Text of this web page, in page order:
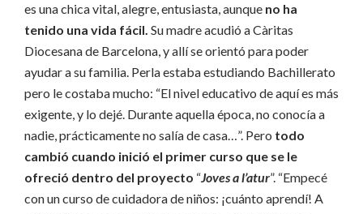
es una chica vital, alegre, entusiasta, aunque no ha
tenido una vida fácil. Su madre acudió a Càritas
Diocesana de Barcelona, y allí se orientó para poder
ayudar a su familia. Perla estaba estudiando Bachillerato
pero le costaba mucho: “El nivel educativo de aquí es más
exigente, y lo dejé. Durante aquella época, no conocía a
nadie, prácticamente no salía de casa…”. Pero todo
cambió cuando inició el primer curso que se le
ofreció dentro del proyecto “Joves a l’atur”. “Empecé
con un curso de cuidadora de niños: ¡cuánto aprendí! A